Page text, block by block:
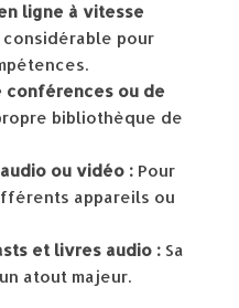
ligne à vitesse
considérable pour
conférences ou de
bibliothèque de
ou vidéo : Pour
appareils ou
et livres audio : Sa
atout majeur.